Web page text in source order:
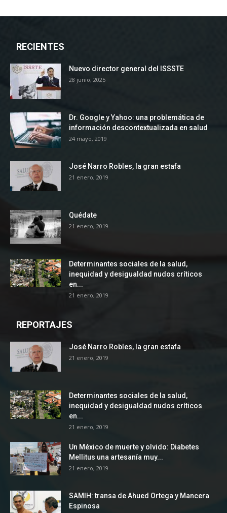
RECIENTES
Nuevo director general del ISSSTE
28 junio, 2025
Dr. Google y Yahoo: una problemática de
información descontextualizada en salud
24 mayo, 2019
José Narro Robles, la gran estafa
21 enero, 2019
Quédate
21 enero, 2019
Determinantes sociales de la salud,
inequidad y desigualdad nudos críticos
en...
21 enero, 2019
REPORTAJES
José Narro Robles, la gran estafa
21 enero, 2019
Determinantes sociales de la salud,
inequidad y desigualdad nudos críticos
en...
21 enero, 2019
Un México de muerte y olvido: Diabetes
Mellitus una artesanía muy...
21 enero, 2019
SAMIH: transa de Ahued Ortega y Mancera
Espinosa